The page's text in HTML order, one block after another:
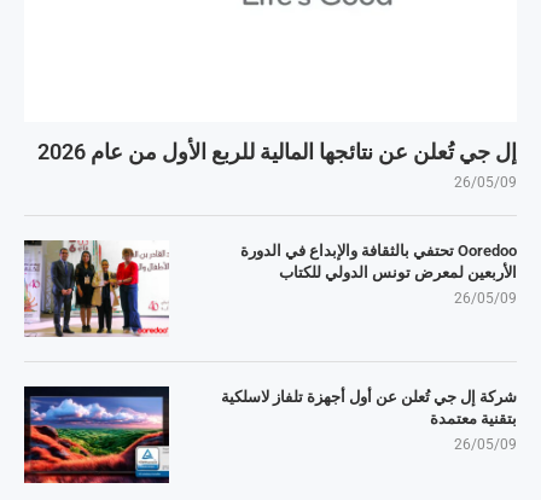
إل جي تُعلن عن نتائجها المالية للربع الأول من عام 2026
26/05/09
Ooredoo تحتفي بالثقافة والإبداع في الدورة
الأربعين لمعرض تونس الدولي للكتاب
26/05/09
شركة إل جي تُعلن عن أول أجهزة تلفاز لاسلكية
بتقنية معتمدة
26/05/09